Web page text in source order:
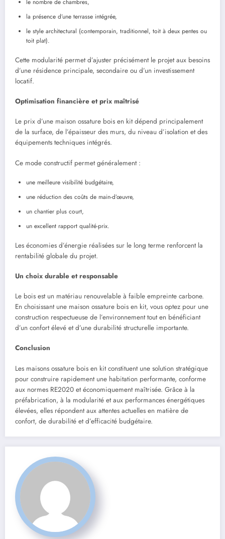
le nombre de chambres,
la présence d’une terrasse intégrée,
le style architectural (contemporain, traditionnel, toit à deux pentes ou
toit plat).
Cette modularité permet d’ajuster précisément le projet aux besoins
d’une résidence principale, secondaire ou d’un investissement
locatif.
Optimisation financière et prix maîtrisé
Le prix d’une maison ossature bois en kit dépend principalement
de la surface, de l’épaisseur des murs, du niveau d’isolation et des
équipements techniques intégrés.
Ce mode constructif permet généralement :
une meilleure visibilité budgétaire,
une réduction des coûts de main-d’œuvre,
un chantier plus court,
un excellent rapport qualité-prix.
Les économies d’énergie réalisées sur le long terme renforcent la
rentabilité globale du projet.
Un choix durable et responsable
Le bois est un matériau renouvelable à faible empreinte carbone.
En choisissant une maison ossature bois en kit, vous optez pour une
construction respectueuse de l’environnement tout en bénéficiant
d’un confort élevé et d’une durabilité structurelle importante.
Conclusion
Les maisons ossature bois en kit constituent une solution stratégique
pour construire rapidement une habitation performante, conforme
aux normes RE2020 et économiquement maîtrisée. Grâce à la
préfabrication, à la modularité et aux performances énergétiques
élevées, elles répondent aux attentes actuelles en matière de
confort, de durabilité et d’efficacité budgétaire.